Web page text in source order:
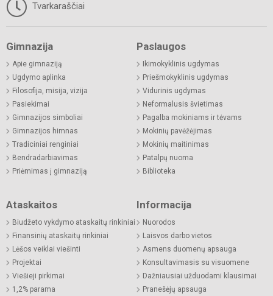
Tvarkaraščiai
Gimnazija
Apie gimnaziją
Ugdymo aplinka
Filosofija, misija, vizija
Pasiekimai
Gimnazijos simboliai
Gimnazijos himnas
Tradiciniai renginiai
Bendradarbiavimas
Priėmimas į gimnaziją
Paslaugos
Ikimokyklinis ugdymas
Priešmokyklinis ugdymas
Vidurinis ugdymas
Neformalusis švietimas
Pagalba mokiniams ir tėvams
Mokinių pavėžėjimas
Mokinių maitinimas
Patalpų nuoma
Biblioteka
Ataskaitos
Biudžeto vykdymo ataskaitų rinkiniai
Finansinių ataskaitų rinkiniai
Lėšos veiklai viešinti
Projektai
Viešieji pirkimai
1,2% parama
Informacija
Nuorodos
Laisvos darbo vietos
Asmens duomenų apsauga
Konsultavimasis su visuomene
Dažniausiai užduodami klausimai
Pranešėjų apsauga